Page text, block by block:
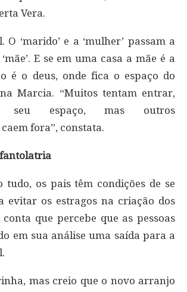
Vera.
O ‘marido’ e a ‘mulher’ passam a
E se em uma casa a mãe é a
é o deus, onde fica o espaço do
Marcia. “Muitos tentam entrar,
seu espaço, mas outros
fora”, constata.
tudo, os pais têm condições de se
evitar os estragos na criação dos
que percebe que as pessoas
em sua análise uma saída para a
mas creio que o novo arranjo